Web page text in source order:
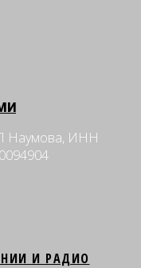
Наумова, ИНН
И РАДИО